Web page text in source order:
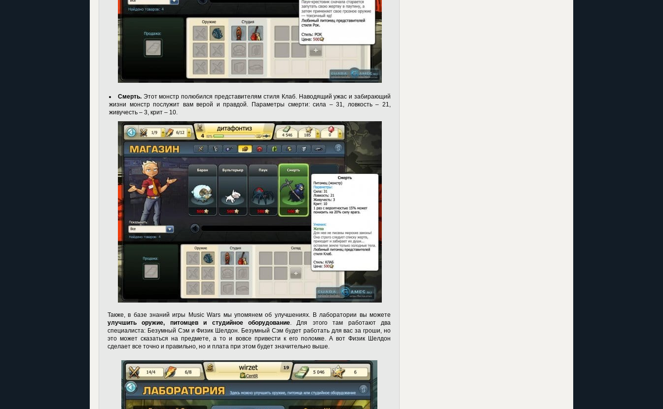
Смерть.Этот монстр полюбился представителям стиля Клаб. Наводящий ужас и забирающий
жизни монстр послужит вам верой и правдой. Параметры смерти: сила – 31, ловкость – 21,
живучесть – 3, крит – 10.
Также, в базе знаний игры Music Wars мы упомянем об улучшениях. В лаборатории вы можете
улучшить оружие, питомцев и студийное оборудование. Для этого там работают два
специалиста: Безумный Сэм и Физик Шелдон. Безумный Сэм будет работать для вас за гроши, но
это может сказаться на предмете, а то и вовсе привести к его поломке. А вот Физик Шелдон
сделает все точно и правильно, но и плата при этом будет значительно выше.